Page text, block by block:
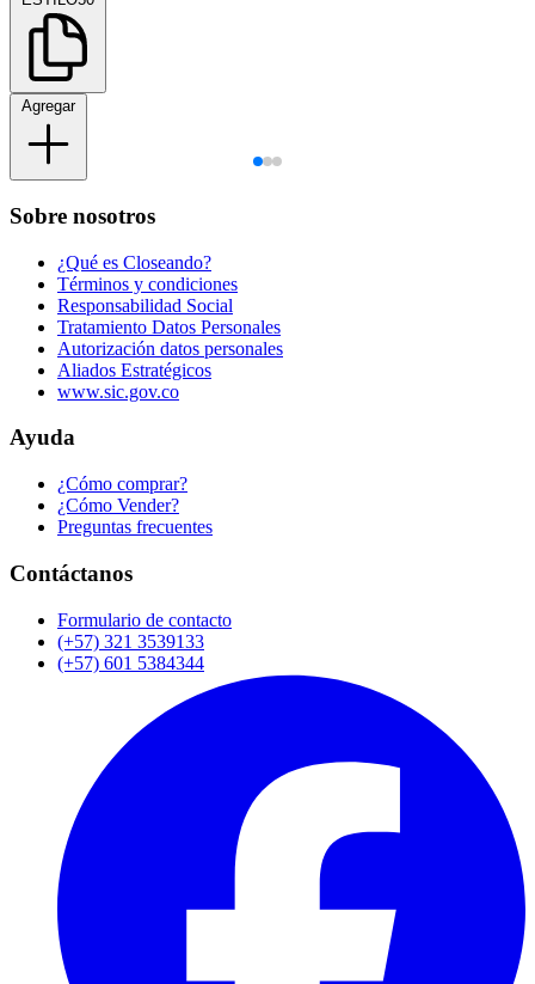
Agregar
Sobre nosotros
¿Qué es Closeando?
Términos y condiciones
Responsabilidad Social
Tratamiento Datos Personales
Autorización datos personales
Aliados Estratégicos
www.sic.gov.co
Ayuda
¿Cómo comprar?
¿Cómo Vender?
Preguntas frecuentes
Contáctanos
Formulario de contacto
(+57) 321 3539133
(+57) 601 5384344